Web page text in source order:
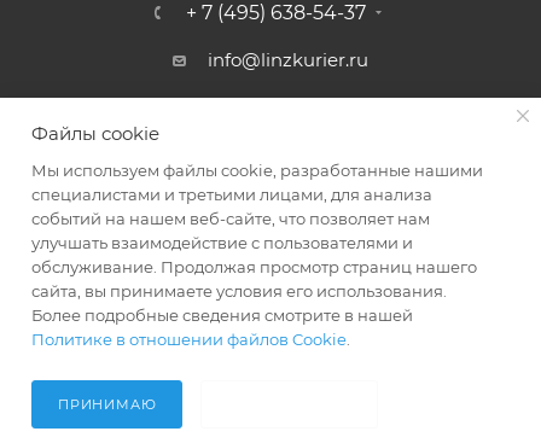
+ 7 (495) 638-54-37
info@linzkurier.ru
2008 - 2026 © Интернет магазин Линз Курьер
Файлы cookie
Мы используем файлы cookie, разработанные нашими
специалистами и третьими лицами, для анализа
событий на нашем веб-сайте, что позволяет нам
улучшать взаимодействие с пользователями и
обслуживание. Продолжая просмотр страниц нашего
сайта, вы принимаете условия его использования.
Более подробные сведения смотрите в нашей
Политике в отношении файлов Cookie
ПРИНИМАЮ